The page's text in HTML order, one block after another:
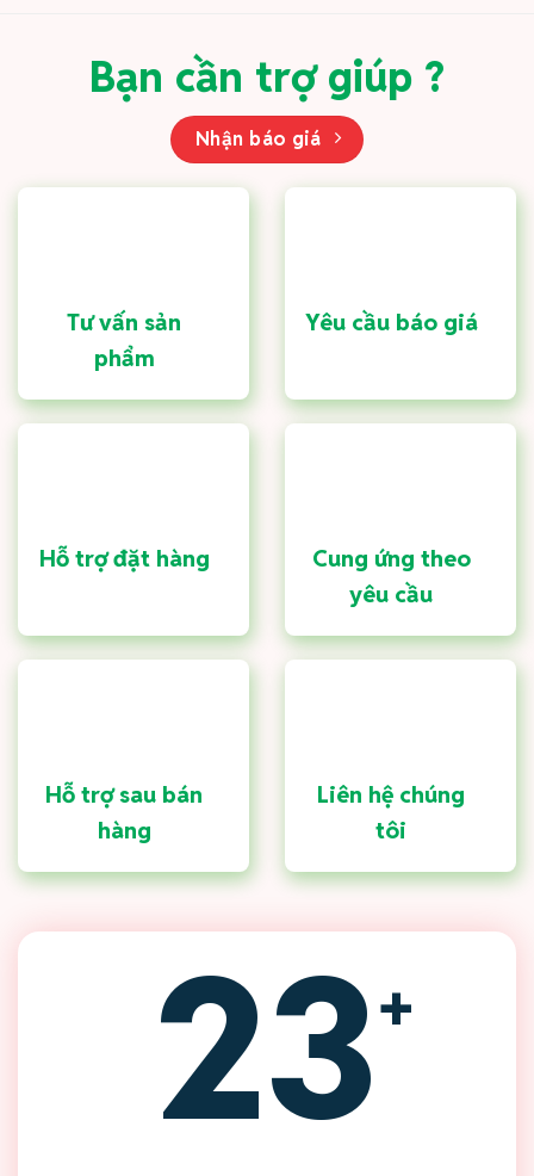
Bạn cần trợ giúp ?
Nhận báo giá
Tư vấn sản
phẩm
Yêu cầu báo giá
Hỗ trợ đặt hàng
Cung ứng theo
yêu cầu
Hỗ trợ sau bán
hàng
Liên hệ chúng
tôi
23+